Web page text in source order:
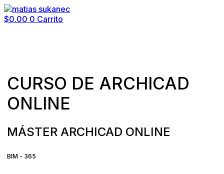
$0.00 0 Carrito
CURSO DE ARCHICAD
ONLINE
MÁSTER ARCHICAD ONLINE
BIM - 365